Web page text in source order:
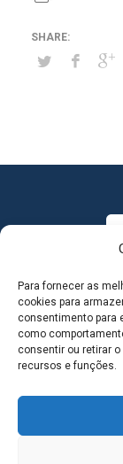
Para fornecer as
cookies para
consentimento para
como
consentir ou retirar
recursos e funções.
MAPA DO SITE
SEDE DO